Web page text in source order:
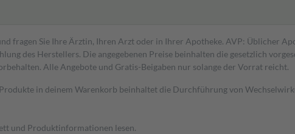
fragen Sie Ihre Ärztin, Ihren Arzt oder in Ihrer Apotheke. AVP: Üblicher
des Herstellers. Die angegebenen Preise beinhalten die gesetzlich
Alle Angebote und Gratis-Beigaben nur solange der Vorrat reicht.
in deinem Warenkorb beinhaltet die Durchführung von
und Produktinformationen lesen.